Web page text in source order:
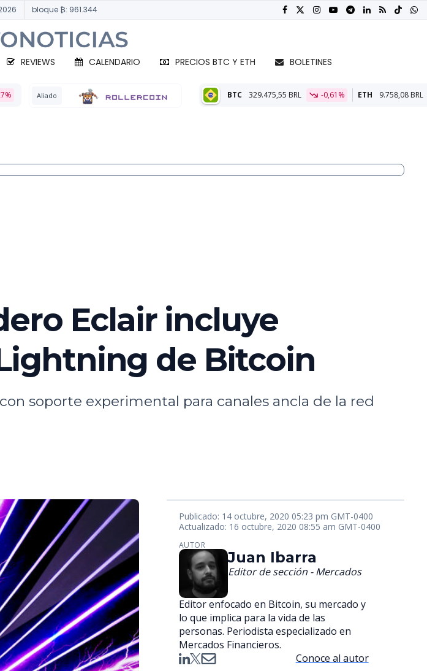
bloque ₿: 961.344
REVIEWS CALENDARIO PRECIOS BTC Y ETH
BOLETINES
BTC 329.475,55 BRL -0,61% ETH 9.758,08 BRL 0,05%
Eclair incluye
de Bitcoin
soporte experimental para canales ancla de la red
Publicado: 14 octubre, 2020 05:23 pm GMT-0400
Actualizado: 16 octubre, 2020 08:55 am GMT-0400
AUTOR
Juan Ibarra
Editor de sección - Mercados
Editor enfocado en Bitcoin, su mercado y
lo que implica para la vida de las
personas. Periodista especializado en
Mercados Financieros.
Conoce al autor